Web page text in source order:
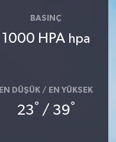
BASINÇ
1000 HPA hpa
EN DÜŞÜK / EN YÜKSEK
23° / 39°